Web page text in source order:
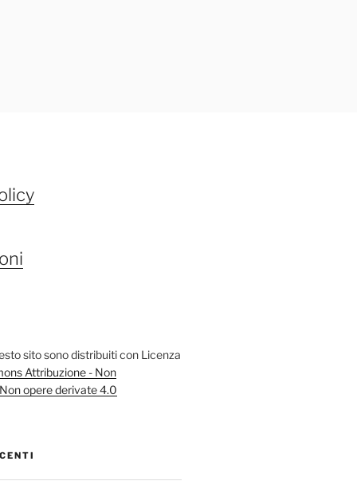
sito sono distribuiti con Licenza
Attribuzione - Non
opere derivate 4.0